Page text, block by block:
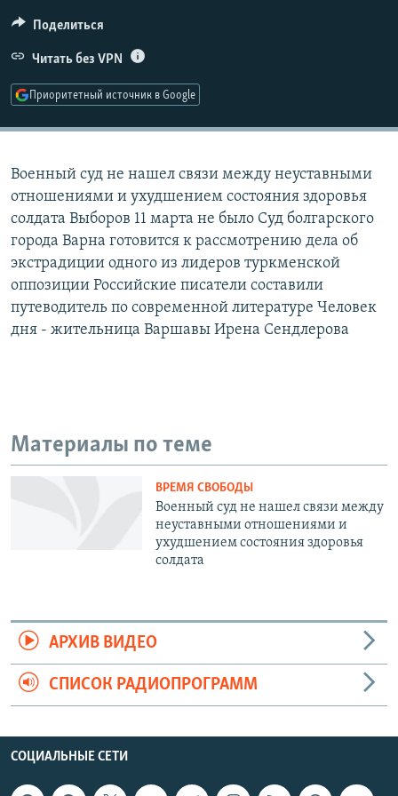
РАСПИСАНИЕ ВЕЩАНИЯ
ПОДПИШИТЕСЬ НА РАССЫЛКУ
СОЦИАЛЬНЫЕ СЕТИ
Все сайты РСЕ/РС
Поделиться
Читать без VPN
Приоритетный источник в Google
Военный суд не нашел связи между неуставными
отношениями и ухудшением состояния здоровья
солдата Выборов 11 марта не было Суд болгарского
города Варна готовится к рассмотрению дела об
экстрадиции одного из лидеров туркменской
оппозиции Российские писатели составили
путеводитель по современной литературе Человек
дня - жительница Варшавы Ирена Сендлерова
Материалы по теме
ВРЕМЯ СВОБОДЫ
Военный суд не нашел связи между
неуставными отношениями и
ухудшением состояния здоровья
солдата
АРХИВ ВИДЕО
СПИСОК РАДИОПРОГРАММ
СОЦИАЛЬНЫЕ СЕТИ